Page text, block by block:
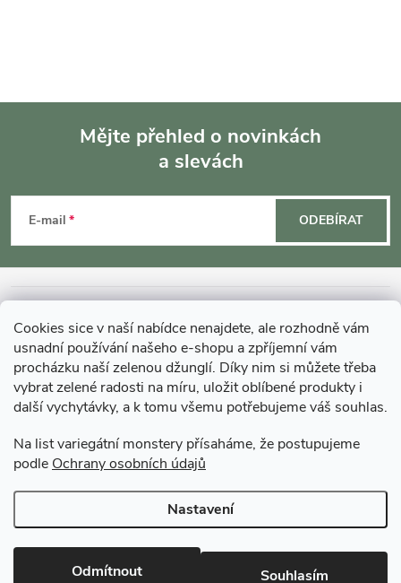
Cookies sice v naší nabídce nenajdete, ale rozhodně vám
usnadní používání našeho e-shopu a zpříjemní vám
procházku naší zelenou džunglí. Díky nim si můžete třeba
vybrat zelené radosti na míru, uložit oblíbené produkty i
další vychytávky, a k tomu všemu potřebujeme váš souhlas.
Na list variegátní monstery přísaháme, že postupujeme
podle Ochrany osobních údajů
Nastavení
Odmítnout Souhlasím
p
a
Mějte přehled o novinkách
a slevách
E-mail ODEBÍRAT
MOHLO BY VÁS ZAJÍMAT
O GARDNERS
Gardners Design - Projekt, realizace a údržba zahrad a interiérů
Copyright 2026Gardners-eshop.cz. Všechna práva vyhrazena.Upravit
nastavení cookies